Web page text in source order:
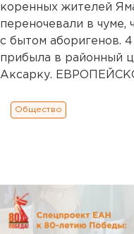
коренных жителей
переночевали в чуме,
с бытом аборигенов.
прибыла в районный
Аксарку.
Общество